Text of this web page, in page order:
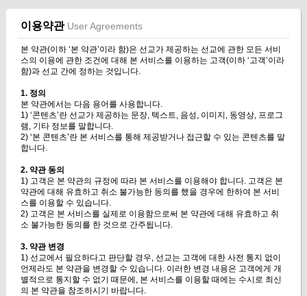
이용약관 User Agreements
본 약관(이하 ‘본 약관’이라 함)은 선교가 제공하는 선교에 관한 모든 서비
스의 이용에 관한 조건에 대해 본 서비스를 이용하는 고객(이하 ‘고객’이라
함)과 선교 간에 정하는 것입니다.
1. 정의
본 약관에서는 다음 용어를 사용합니다.
1) ‘콘텐츠’란 선교가 제공하는 문장, 텍스트, 음성, 이미지, 동영상, 프로그
램, 기타 정보를 말합니다.
2) ‘본 콘텐츠’란 본 서비스를 통해 제공받거나 접근할 수 있는 콘텐츠를 말
합니다.
2. 약관 동의
1) 고객은 본 약관의 규정에 따라 본 서비스를 이용해야 합니다. 고객은 본
약관에 대해 유효하고 취소 불가능한 동의를 했을 경우에 한하여 본 서비
스를 이용할 수 있습니다.
2) 고객은 본 서비스를 실제로 이용함으로써 본 약관에 대해 유효하고 취
소 불가능한 동의를 한 것으로 간주됩니다.
3. 약관 변경
1) 선교에서 필요하다고 판단할 경우, 선교는 고객에 대한 사전 통지 없이
언제라도 본 약관을 변경할 수 있습니다. 이러한 변경 내용은 고객에게 개
별적으로 통지할 수 없기 때문에, 본 서비스를 이용할 때에는 수시로 최신
의 본 약관을 참조하시기 바랍니다.